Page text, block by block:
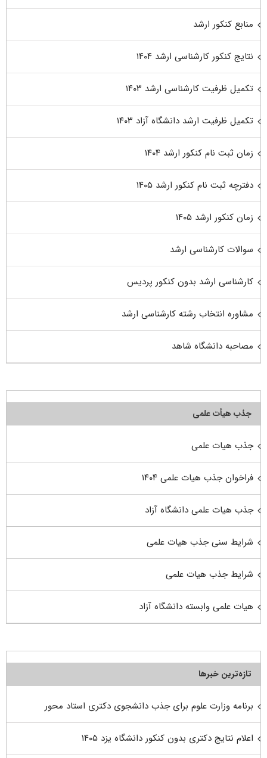
منابع کنکور ارشد
نتایج کنکور کارشناسی ارشد ۱۴۰۴
تکمیل ظرفیت کارشناسی ارشد ۱۴۰۳
تکمیل ظرفیت ارشد دانشگاه آزاد ۱۴۰۳
زمان ثبت نام کنکور ارشد ۱۴۰۴
دفترچه ثبت نام کنکور ارشد ۱۴۰۵
زمان کنکور ارشد ۱۴۰۵
سوالات کارشناسی ارشد
کارشناسی ارشد بدون کنکور پردیس
مشاوره انتخاب رشته کارشناسی ارشد
مصاحبه دانشگاه شاهد
جذب هیأت علمی
جذب هیات علمی
فراخوان جذب هیات علمی ۱۴۰۴
جذب هیات علمی دانشگاه آزاد
شرایط سنی جذب هیات علمی
شرایط جذب هیات علمی
هیات علمی وابسته دانشگاه آزاد
تازه‌ترین خبرها
برنامه وزارت علوم برای جذب دانشجوی دکتری استاد محور
اعلام نتایج دکتری بدون کنکور دانشگاه یزد ۱۴۰۵